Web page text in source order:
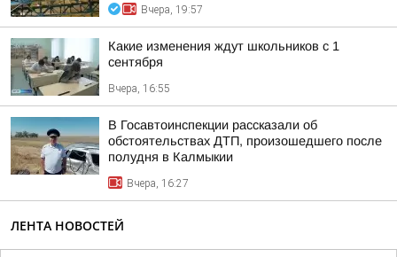
Вчера, 19:57
Какие изменения ждут школьников с 1
сентября
Вчера, 16:55
В Госавтоинспекции рассказали об
обстоятельствах ДТП, произошедшего после
полудня в Калмыкии
Вчера, 16:27
ЛЕНТА НОВОСТЕЙ